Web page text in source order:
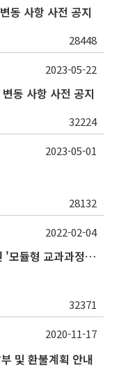
동 사항 사전 공지
28448
동 사항 사전 공지
32224
2023-05-22
28132
2023-05-01
SNU Inno-Edu 프로젝트 보건대학원 '모듈형 교과과정' 안내(revised 2022/2/28)
32371
2022-02-04
및 환불계획 안내
2020-11-17